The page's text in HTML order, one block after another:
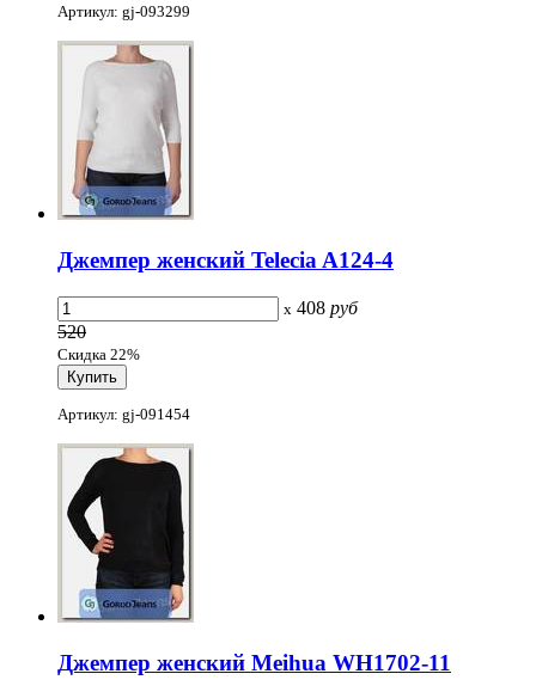
Артикул: gj-093299
Джемпер женский Telecia A124-4
x 408 руб
520
Скидка 22%
Артикул: gj-091454
Джемпер женский Meihua WH1702-11